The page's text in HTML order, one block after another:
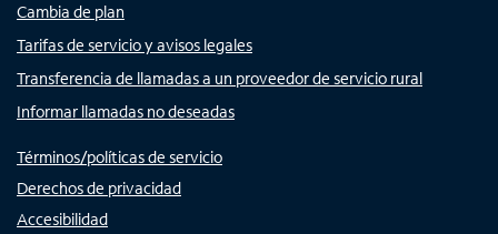
Cambia de plan
Tarifas de servicio y avisos legales
Transferencia de llamadas a un proveedor de servicio rural
Informar llamadas no deseadas
Términos/políticas de servicio
Derechos de privacidad
Accesibilidad